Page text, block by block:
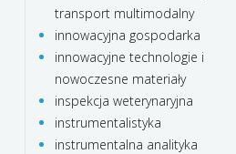
transport multimodalny
innowacyjna gospodarka
innowacyjne technologie i
nowoczesne materiały
inspekcja weterynaryjna
instrumentalistyka
instrumentalna analityka